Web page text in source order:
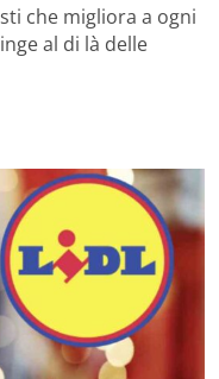
che migliora a ogni
al di là delle